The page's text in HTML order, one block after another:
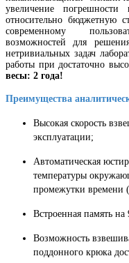
увеличение
относительно бюджетную
современному
возможностей для
нетривиальных задач
работы при достаточно
весы: 2 года!
Преимущества
Высокая скорость
эксплуатации;
Автоматическая
температуры
промежутки времени
Встроенная память на
Возможность
поддонного крюка